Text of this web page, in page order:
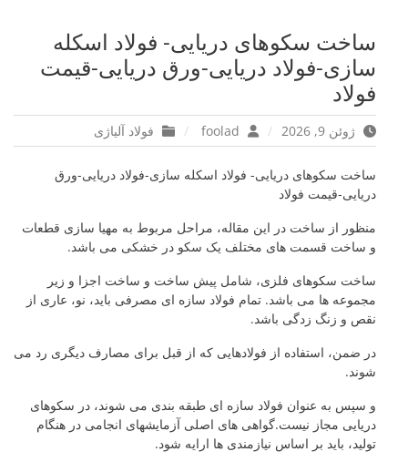
ساخت سکوهای دریایی- فولاد اسکله
سازی-فولاد دریایی-ورق دریایی-قیمت
فولاد
ژوئن 9, 2026 فولاد آلیاژی
ساخت سکوهای دریایی- فولاد اسکله سازی-فولاد دریایی-ورق
دریایی-قیمت فولاد
منظور از ساخت در این مقاله، مراحل مربوط به مهیا سازی قطعات
و ساخت قسمت های مختلف یک سکو در خشکی می باشد.
ساخت سکوهای فلزی، شامل پیش ساخت و ساخت اجزا و زیر
مجموعه ها می باشد. تمام فولاد سازه ای مصرفی باید، نو، عاری از
نقص و زنگ زدگی باشد.
در ضمن، استفاده از فولادهایی که از قبل برای مصارف دیگری رد می
شوند.
و سپس به عنوان فولاد سازه ای طبقه بندی می شوند، در سکوهای
دریایی مجاز نیست.گواهی های اصلی آزمایشهای انجامی در هنگام
تولید، باید بر اساس نیازمندی ها ارایه شود.